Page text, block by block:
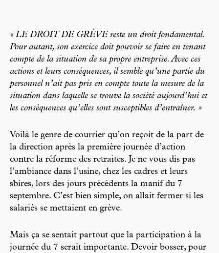
« LE DROIT DE GRÈVE reste un droit fondamental.
Pour autant, son exercice doit pouvoir se faire en tenant
compte de la situation de sa propre entreprise. Avec ces
actions et leurs conséquences, il semble qu’une partie du
personnel n’ait pas pris en compte toute la mesure de la
situation dans laquelle se trouve la société aujourd’hui et
les conséquences qu’elles sont susceptibles d’entraîner. »
Voilà le genre de courrier qu’on reçoit de la part de
la direction après la première journée d’action
contre la réforme des retraites. Je ne vous dis pas
l’ambiance dans l’usine, chez les cadres et leurs
sbires, lors des jours précédents la manif du 7
septembre. C’est bien simple, on allait fermer si les
salariés se mettaient en grève.
Mais ça se sentait partout que la participation à la
journée du 7 serait importante. Devoir bosser, pour